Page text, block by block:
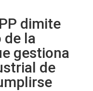
dimite
de la
gestiona
de